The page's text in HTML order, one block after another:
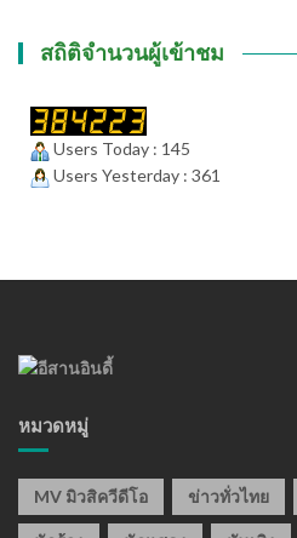
สถิติจำนวนผู้เข้าชม
Users Today : 145
Users Yesterday : 361
หมวดหมู่
MV มิวสิควีดีโอ ข่าวทั่วไทย